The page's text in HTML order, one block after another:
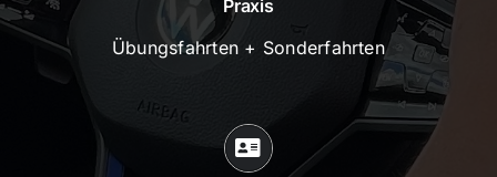
Praxis
Übungsfahrten + Sonderfahrten